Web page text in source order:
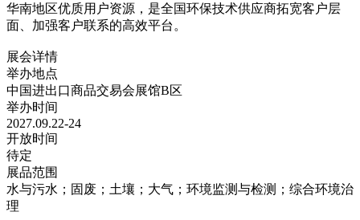
华南地区优质用户资源，是全国环保技术供应商拓宽客户层
面、加强客户联系的高效平台。
展会详情
举办地点
中国进出口商品交易会展馆B区
举办时间
2027.09.22-24
开放时间
待定
展品范围
水与污水；固废；土壤；大气；环境监测与检测；综合环境治
理